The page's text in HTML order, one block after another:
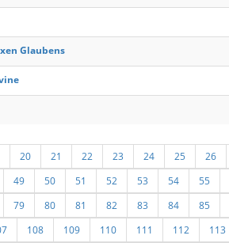
Glaubens
20 21 22 23 24 25 26
49 50 51 52 53 54 55
79 80 81 82 83 84 85
108 109 110 111 112 113